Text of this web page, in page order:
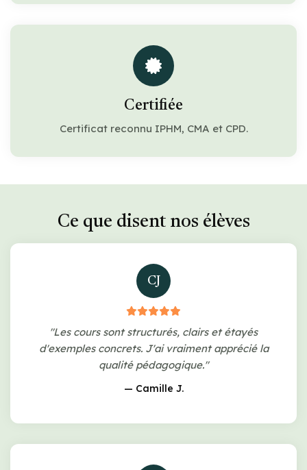
Certifiée
Certificat reconnu IPHM, CMA et CPD.
Ce que disent nos élèves
CJ
"Les cours sont structurés, clairs et étayés
d'exemples concrets. J'ai vraiment apprécié la
qualité pédagogique."
— Camille J.